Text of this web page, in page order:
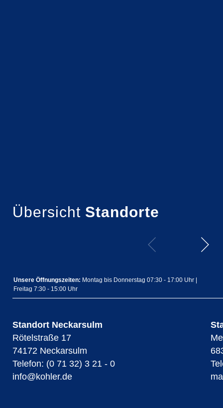
Übersicht Standorte
Unsere Öffnungszeiten: Montag bis Donnerstag 07:30 - 17:00 Uhr |
Freitag 7:30 - 15:00 Uhr
Standort Neckarsulm
Rötelstraße 17
74172 Neckarsulm
Telefon: (0 71 32) 3 21 - 0
info@kohler.de